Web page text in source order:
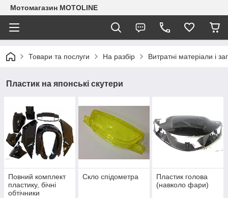
Мотомагазин MOTOLINE
Товари та послуги На разбір Витратні матеріали і
Пластик на японські скутери
Повний комплект
пластику, бічні
обтічники
Скло спідометра
Пластик голова
(навколо фари)